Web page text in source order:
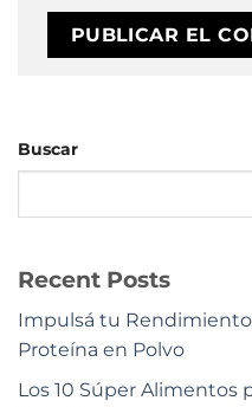
Buscar
Recent Posts
Impulsá tu
Proteína en Polvo
Los 10 Súper Alimentos